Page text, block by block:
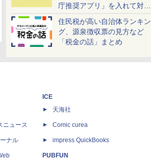
庁推奨アプリ」を入れて対策
しよう！
住民税が高い自治体ランキン
グ、源泉徴収票の見方など
「税金の話」まとめ
ニュース
ナル
ICE
天海社
Comic curea
impress QuickBooks
PUBFUN